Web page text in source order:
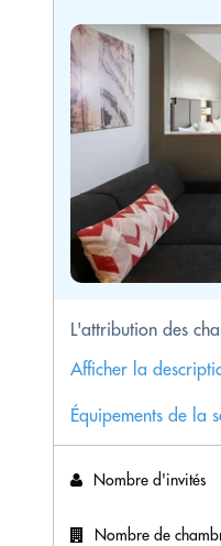
L'attribution des
Afficher la
Équipements de la
Nombre d'invités
Nombre de